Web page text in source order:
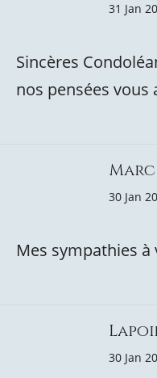
31 Jan
Sincères
nos pensées vous
30 Jan
Mes sympathies à
30 Jan